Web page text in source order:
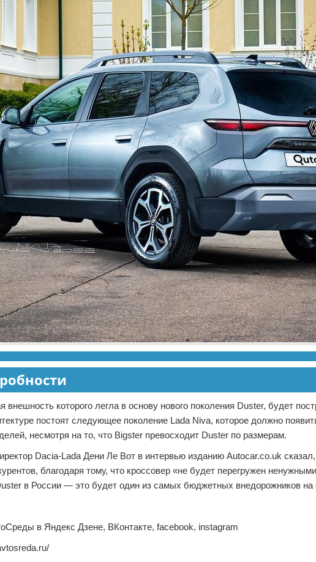
внешность которого легла в основу нового поколения Duster, будет
постоят следующее поколение Lada Niva, которое должно
несмотря на то, что Bigster превосходит Duster по размерам.
Dacia-Lada Дени Ле Вот в интервью изданию Autocar.co.uk
благодаря тому, что кроссовер «не будет перегружен
в России — это будет один из самых бюджетных внедорожников
в Яндекс Дзене, ВКонтакте, facebook, instagram